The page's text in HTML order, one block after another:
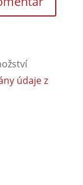
údaje z